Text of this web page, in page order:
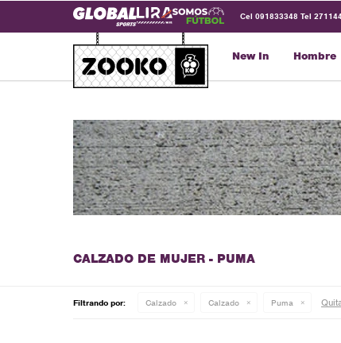
New In Hombre
Cel 091833348 Tel
CALZADO DE MUJER - PUMA
Filtrando por: Calzado Calzado Puma